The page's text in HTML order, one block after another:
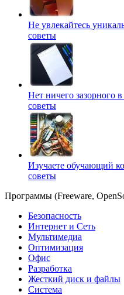
Не увлекайтесь
советы
Нет ничего зазорного
советы
Изучаете обучающий
советы
Программы (Freeware,
Безопасность
Интернет и Сеть
Мультимедиа
Оптимизация
Офис
Разработка
Жесткий диск и файлы
Система